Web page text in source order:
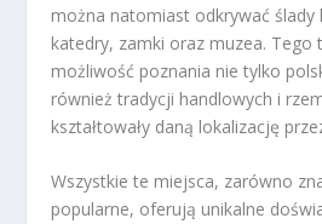
można natomiast odkrywać ślady
katedry, zamki oraz muzea. Tego
możliwość poznania nie tylko
również tradycji handlowych i
kształtowały daną lokalizację
Wszystkie te miejsca, zarówno
popularne, oferują unikalne